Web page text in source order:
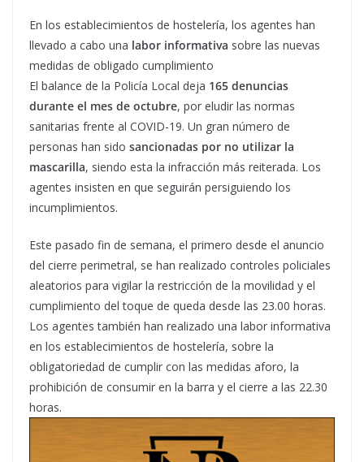
En los establecimientos de hostelería, los agentes han
llevado a cabo una labor informativa sobre las nuevas
medidas de obligado cumplimiento
El balance de la Policía Local deja 165 denuncias
durante el mes de octubre, por eludir las normas
sanitarias frente al COVID-19. Un gran número de
personas han sido sancionadas por no utilizar la
mascarilla, siendo esta la infracción más reiterada. Los
agentes insisten en que seguirán persiguiendo los
incumplimientos.
Este pasado fin de semana, el primero desde el anuncio
del cierre perimetral, se han realizado controles policiales
aleatorios para vigilar la restricción de la movilidad y el
cumplimiento del toque de queda desde las 23.00 horas.
Los agentes también han realizado una labor informativa
en los establecimientos de hostelería, sobre la
obligatoriedad de cumplir con las medidas aforo, la
prohibición de consumir en la barra y el cierre a las 22.30
horas.